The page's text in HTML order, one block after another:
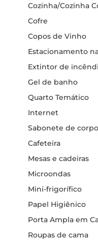
Cozinha/Cozinha
Cofre
Copos de Vinho
Estacionamento
Extintor de
Gel de banho
Quarto Temático
Internet
Sabonete de corpo
Cafeteira
Mesas e cadeiras
Microondas
Mini-frigorífico
Papel Higiênico
Porta Ampla em
Roupas de cama